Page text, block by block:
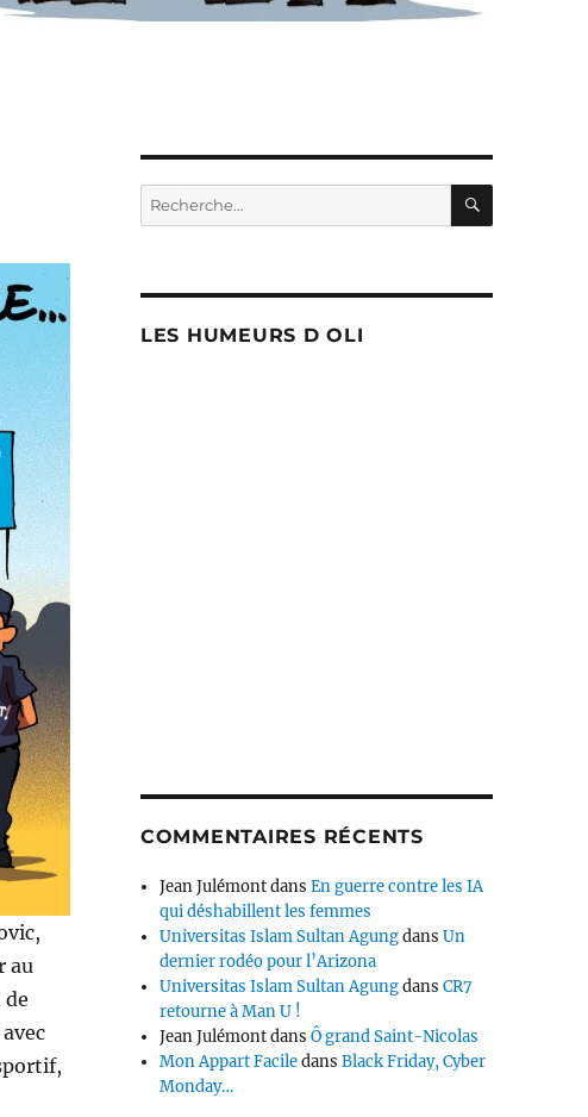
au
Recherche
pour :
LES HUMEURS D OLI
COMMENTAIRES RÉCENTS
Jean JulémontdansEn guerre contre les IA
qui déshabillent les femmes
Universitas Islam Sultan AgungdansUn
dernier rodéo pour l’Arizona
Universitas Islam Sultan AgungdansCR7
retourne à Man U !
Jean JulémontdansÔ grand Saint-Nicolas
Mon Appart FaciledansBlack Friday, Cyber
Monday…